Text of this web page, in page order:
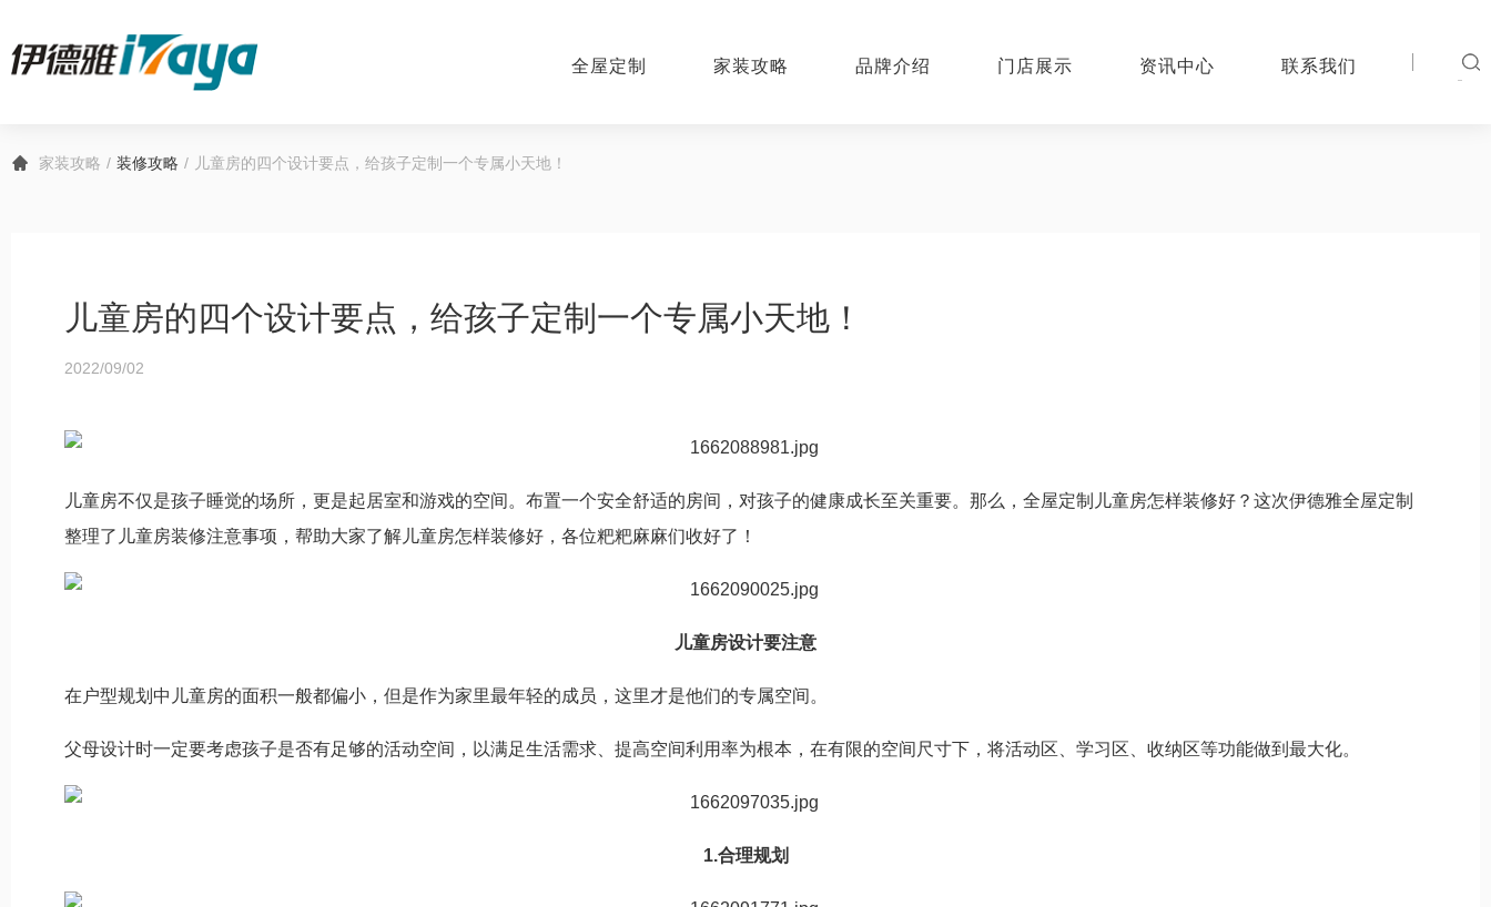
全屋定制 家装攻略 品牌介绍 门店展示 资讯中心 联系我们
家装攻略 装修攻略 儿童房的四个设计要点，给孩子定制一个专属小天地！
儿童房的四个设计要点，给孩子定制一个专属小天地！
2022/09/02
儿童房不仅是孩子睡觉的场所，更是起居室和游戏的空间。布置一个安全舒适的房间，对孩子的健康成长至关重要。那么，全屋定制儿童房怎样装修好？这次伊德雅全屋定制
整理了儿童房装修注意事项，帮助大家了解儿童房怎样装修好，各位粑粑麻麻们收好了！
儿童房设计要注意
在户型规划中儿童房的面积一般都偏小，但是作为家里最年轻的成员，这里才是他们的专属空间。
父母设计时一定要考虑孩子是否有足够的活动空间，以满足生活需求、提高空间利用率为根本，在有限的空间尺寸下，将活动区、学习区、收纳区等功能做到最大化。
1.合理规划